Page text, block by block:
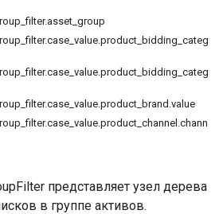
представляет узел дерева
в группе активов.